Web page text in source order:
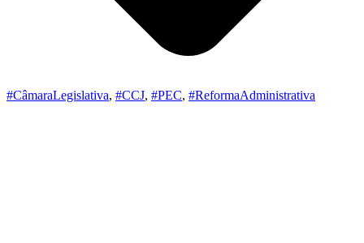
#CâmaraLegislativa, #CCJ, #PEC, #ReformaAdministrativa